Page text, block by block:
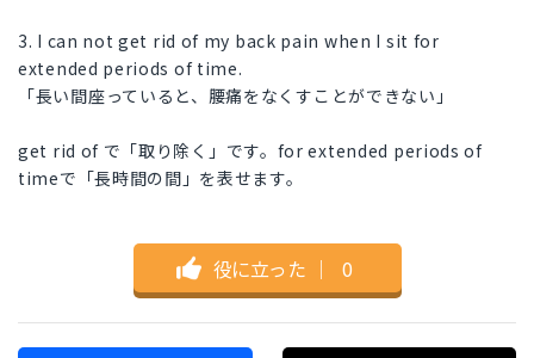
3. I can not get rid of my back pain when I sit for
extended periods of time.
「長い間座っていると、腰痛をなくすことができない」
get rid of で「取り除く」です。for extended periods of
timeで「長時間の間」を表せます。
役に立った ｜ 0